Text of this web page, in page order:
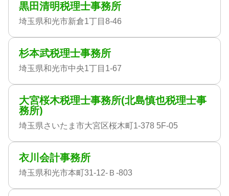
黒田清明税理士事務所
埼玉県和光市新倉1丁目8-46
杉本武税理士事務所
埼玉県和光市中央1丁目1-67
大宮桜木税理士事務所(北島慎也税理士事
務所)
埼玉県さいたま市大宮区桜木町1-378 5F-05
衣川会計事務所
埼玉県和光市本町31-12-Ｂ-803